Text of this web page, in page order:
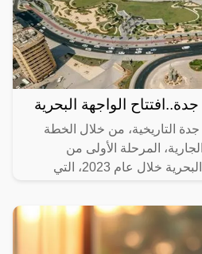
الواجهة البحرية
جدة التاريخية، من خلال الخطة
المرحلة الأولى من
مشروع تطوير الواجهة البحرية خلال عام 2023، التي